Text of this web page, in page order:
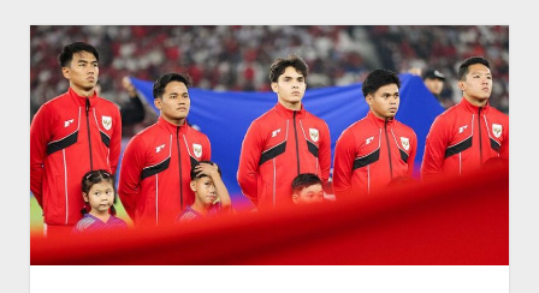
23
vs
Thailand
U-
23
–
Semifinal
Piala
AFF